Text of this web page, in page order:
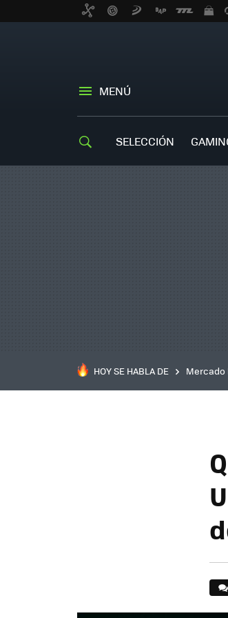
MENÚ
SELECCIÓN
HOY SE HABLA DE Mercado